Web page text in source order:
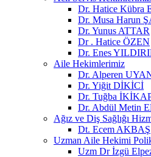
Dr. Hatice Kübra
Dr. Musa Harun
Dr. Yunus ATTAR
Dr . Hatice ÖZEN
Dr. Enes
Aile Hekimlerimiz
Dr. Alperen
Dr. Yiğit DİKİCİ
Dr. Tuğba
Dr. Abdül Metin
Ağız ve Diş Sağlığı
Dt. Ecem AKBAŞ
Uzman Aile Hekimi
Uzm Dr İzgü